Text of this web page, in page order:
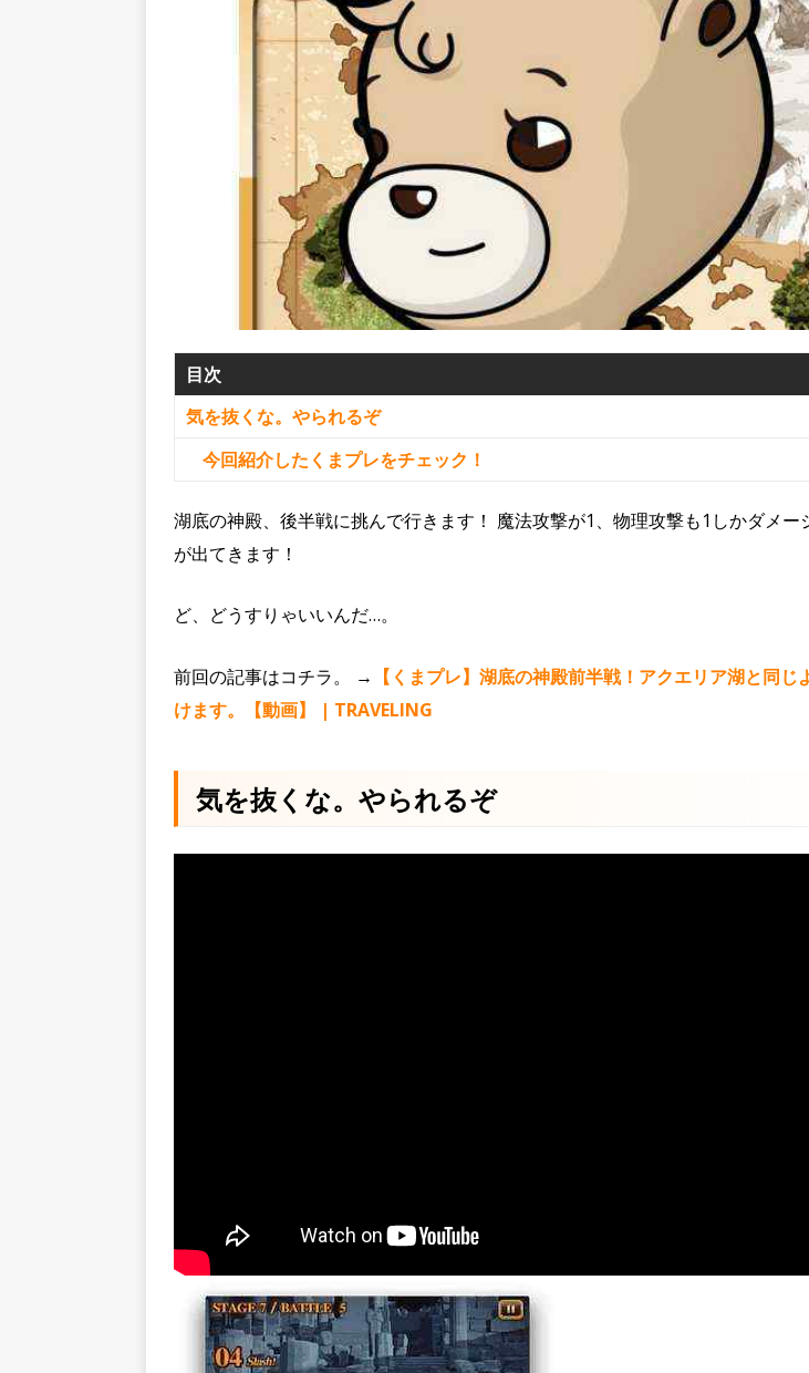
目次
気を抜くな。やられるぞ
今回紹介したくまプレをチェック！
湖底の神殿、後半戦に挑んで行きます！ 魔法攻撃が1、物理攻撃も1しかダメー
が出てきます！
ど、どうすりゃいいんだ…。
前回の記事はコチラ。 →
【くまプレ】湖底の神殿前半戦！アクエリア湖と同じ
けます。【動画】 | TRAVELING
気を抜くな。やられるぞ